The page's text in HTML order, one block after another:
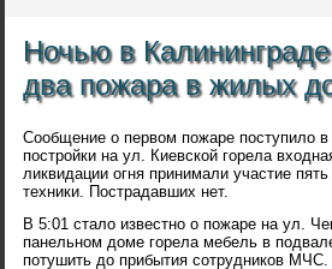
Ночью в
два пожара в жилых
Сообщение о первом пожаре поступило
постройки на ул. Киевской горела
ликвидации огня принимали участие
техники. Пострадавших нет.
В 5:01 стало известно о пожаре на ул.
панельном доме горела мебель в
потушить до прибытия сотрудников